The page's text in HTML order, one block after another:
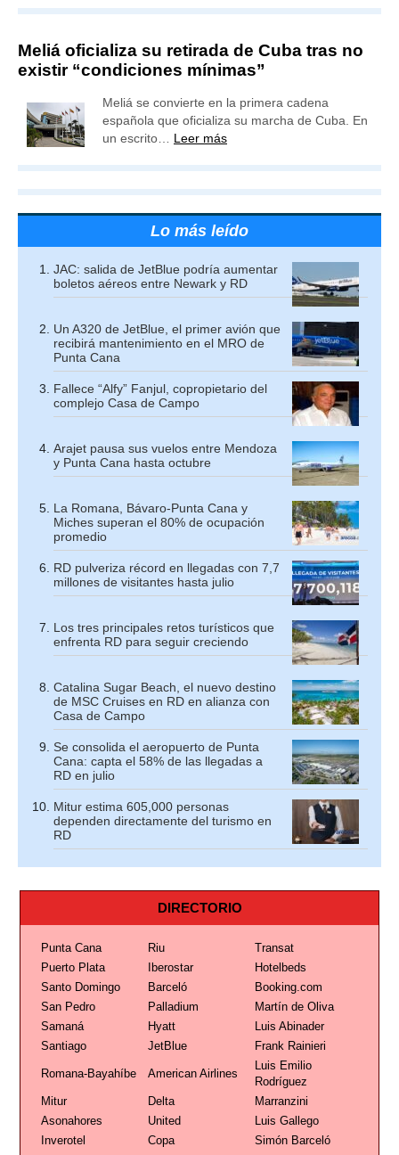
Meliá oficializa su retirada de Cuba tras no
existir “condiciones mínimas”
Meliá se convierte en la primera cadena
española que oficializa su marcha de Cuba. En
un escrito… Leer más
Lo más leído
JAC: salida de JetBlue podría aumentar
boletos aéreos entre Newark y RD
Un A320 de JetBlue, el primer avión que
recibirá mantenimiento en el MRO de
Punta Cana
Fallece “Alfy” Fanjul, copropietario del
complejo Casa de Campo
Arajet pausa sus vuelos entre Mendoza
y Punta Cana hasta octubre
La Romana, Bávaro-Punta Cana y
Miches superan el 80% de ocupación
promedio
RD pulveriza récord en llegadas con 7,7
millones de visitantes hasta julio
Los tres principales retos turísticos que
enfrenta RD para seguir creciendo
Catalina Sugar Beach, el nuevo destino
de MSC Cruises en RD en alianza con
Casa de Campo
Se consolida el aeropuerto de Punta
Cana: capta el 58% de las llegadas a
RD en julio
Mitur estima 605,000 personas
dependen directamente del turismo en
RD
DIRECTORIO
Punta Cana Riu
Transat
Puerto Plata
Iberostar
Hotelbeds
Santo Domingo
Barceló
Booking.com
San Pedro
Palladium
Martín de Oliva
Samaná
Hyatt
Luis Abinader
Santiago
JetBlue Frank Rainieri
Romana-Bayahíbe American Airlines
Luis Emilio
Rodríguez
Mitur
Delta
Marranzini
Asonahores
United
Luis Gallego
Inverotel
Copa
Simón Barceló